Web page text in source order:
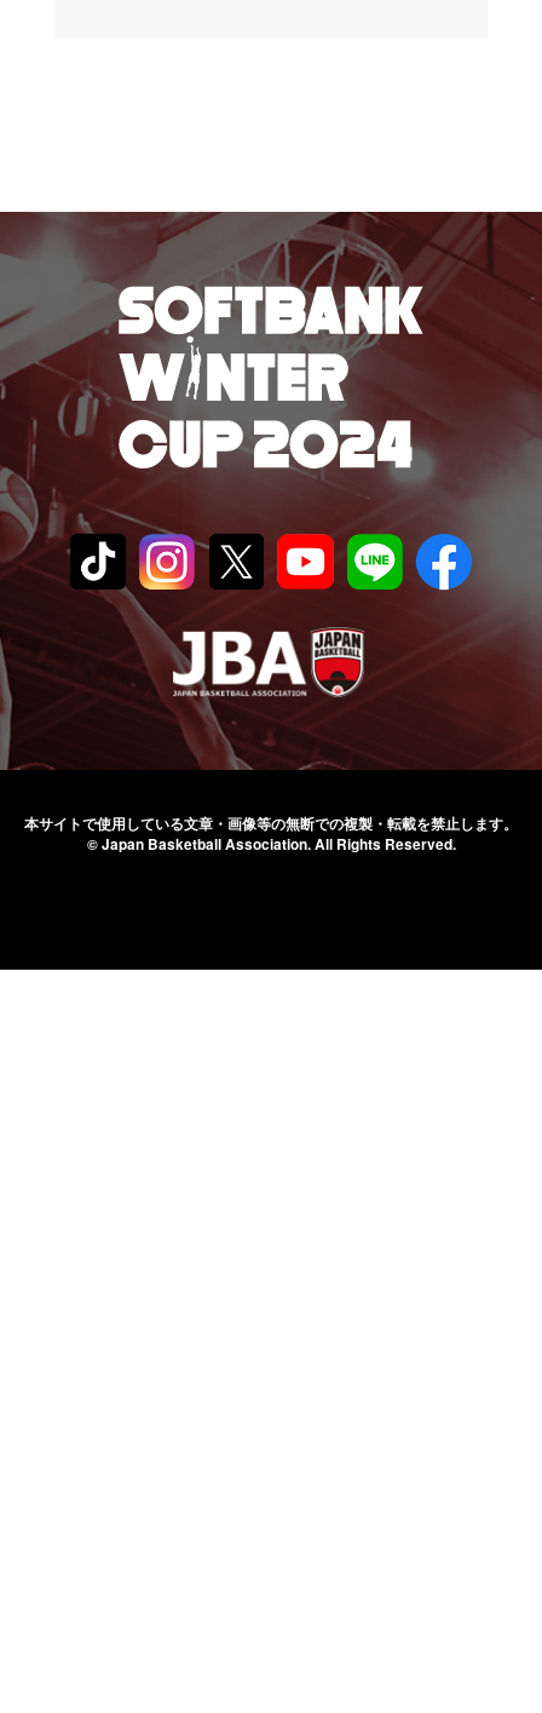
本サイトで使用している文章・画像等の無断での複製・転載を禁止します。
© Japan Basketball Association.All Rights Reserved.